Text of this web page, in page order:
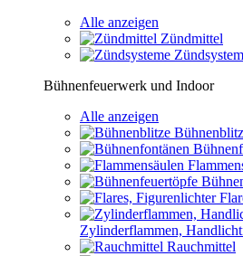
Alle anzeigen
Zündmittel
Bühnenfeuerwerk und Indoor
Alle anzeigen
Zylinderflammen,
Rauchmittel